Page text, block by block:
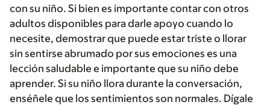
con su niño. Si bien es importante contar con otros
adultos disponibles para darle apoyo cuando lo
necesite, demostrar que puede estar triste o llorar
sin sentirse abrumado por sus emociones es una
lección saludable e importante que su niño debe
aprender. Si su niño llora durante la conversación,
enséñele que los sentimientos son normales. Dígale